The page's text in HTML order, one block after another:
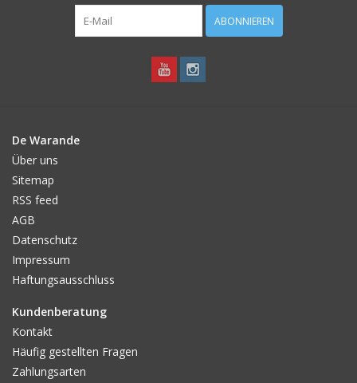
ABONNIEREN
De Warande
Über uns
Sitemap
RSS feed
AGB
Datenschutz
Impressum
Haftungsausschluss
Kundenberatung
Kontakt
Häufig gestellten Fragen
Zahlungsarten